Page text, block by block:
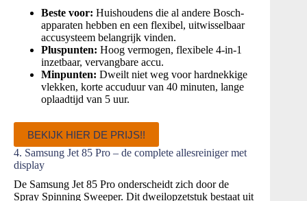
Beste voor: Huishoudens die al andere Bosch-
apparaten hebben en een flexibel, uitwisselbaar
accusysteem belangrijk vinden.
Pluspunten: Hoog vermogen, flexibele 4-in-1
inzetbaar, vervangbare accu.
Minpunten: Dweilt niet weg voor hardnekkige
vlekken, korte accuduur van 40 minuten, lange
oplaadtijd van 5 uur.
BEKIJK HIER DE PRIJS!!
4. Samsung Jet 85 Pro – de complete allesreiniger met
display
De Samsung Jet 85 Pro onderscheidt zich door de
Spray Spinning Sweeper. Dit dweilopzetstuk bestaat uit